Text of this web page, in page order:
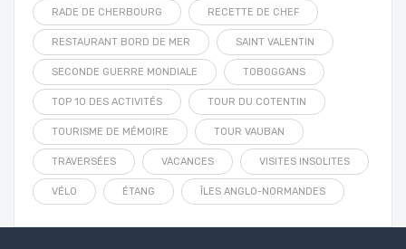
RADE DE CHERBOURG RECETTE DE CHEF
RESTAURANT BORD DE MER SAINT VALENTIN
SECONDE GUERRE MONDIALE TOBOGGANS
TOP 10 DES ACTIVITÉS TOUR DU COTENTIN
TOURISME DE MÉMOIRE TOUR VAUBAN
TRAVERSÉES VACANCES VISITES INSOLITES
VÉLO ÉTANG ÎLES ANGLO-NORMANDES